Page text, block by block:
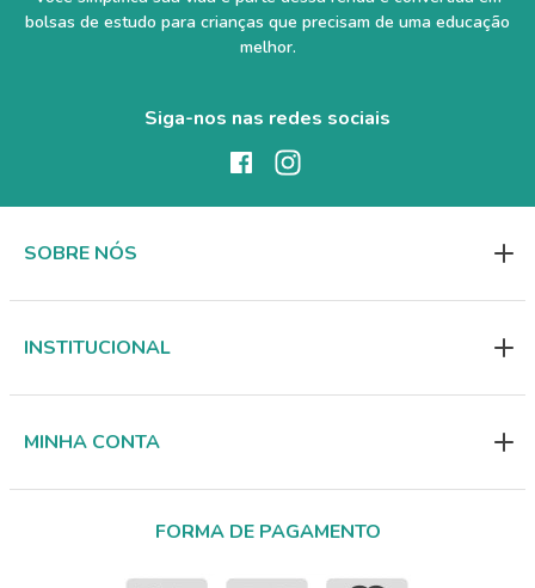
bolsas de estudo para crianças que precisam de uma educação
melhor.
Siga-nos nas redes sociais
SOBRE NÓS
INSTITUCIONAL
MINHA CONTA
FORMA DE PAGAMENTO